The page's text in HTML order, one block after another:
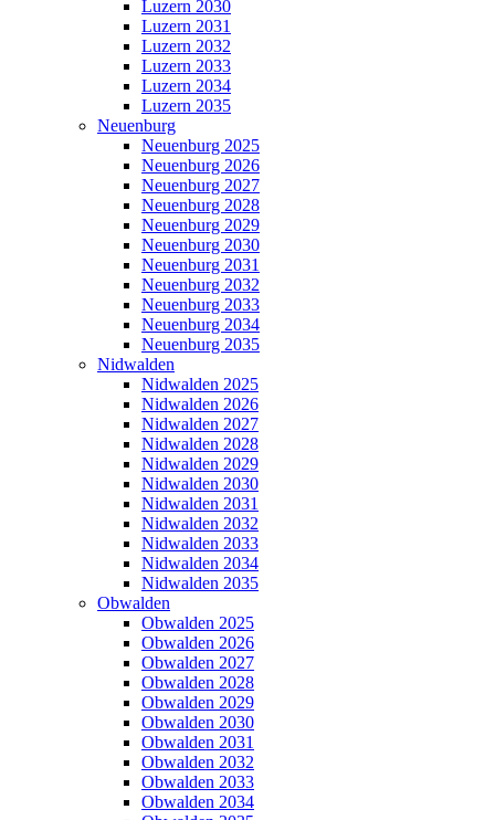
Luzern 2030
Luzern 2031
Luzern 2032
Luzern 2033
Luzern 2034
Luzern 2035
Neuenburg
Neuenburg 2025
Neuenburg 2026
Neuenburg 2027
Neuenburg 2028
Neuenburg 2029
Neuenburg 2030
Neuenburg 2031
Neuenburg 2032
Neuenburg 2033
Neuenburg 2034
Neuenburg 2035
Nidwalden
Nidwalden 2025
Nidwalden 2026
Nidwalden 2027
Nidwalden 2028
Nidwalden 2029
Nidwalden 2030
Nidwalden 2031
Nidwalden 2032
Nidwalden 2033
Nidwalden 2034
Nidwalden 2035
Obwalden
Obwalden 2025
Obwalden 2026
Obwalden 2027
Obwalden 2028
Obwalden 2029
Obwalden 2030
Obwalden 2031
Obwalden 2032
Obwalden 2033
Obwalden 2034